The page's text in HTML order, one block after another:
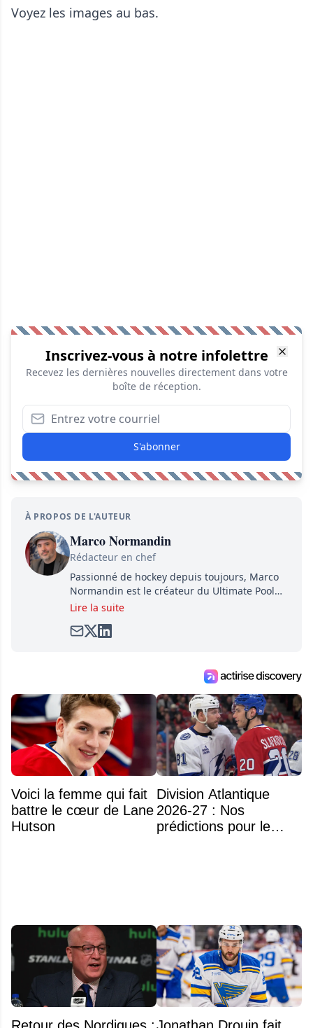
Voyez les images au bas.
Inscrivez-vous à notre infolettre
Recevez les dernières nouvelles directement dans votre
boîte de réception.
S'abonner
À PROPOS DE L'AUTEUR
Marco Normandin
Rédacteur en chef
Passionné de hockey depuis toujours, Marco
Normandin est le créateur du Ultimate Pool
Preview, une référence mondiale en guide de
satirique de hockey, Définitivement, Pierre.
entourant la LNH et en faire bénéficier les
Lire la suite
Voici la femme qui fait
battre le cœur de Lane
Hutson
Division Atlantique
2026-27 : Nos
prédictions pour le